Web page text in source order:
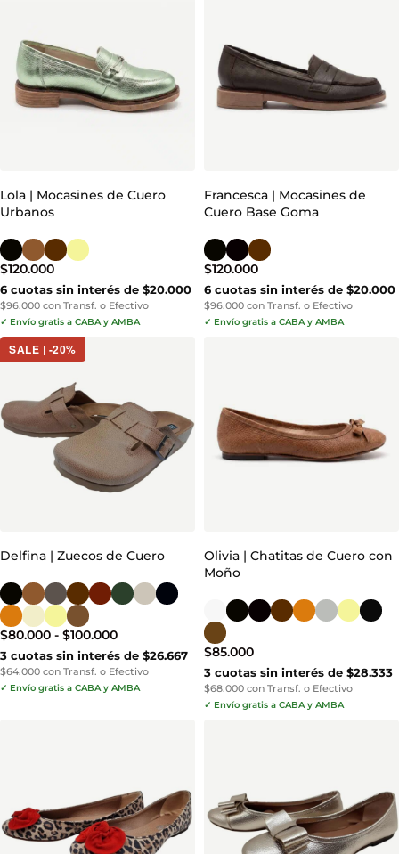
Lola | Mocasines de Cuero
Urbanos
$120.000
6 cuotas sin interés de $20.000
$96.000 con Transf. o Efectivo
✓ Envío gratis a CABA y AMBA
Francesca | Mocasines de
Cuero Base Goma
$120.000
6 cuotas sin interés de $20.000
$96.000 con Transf. o Efectivo
✓ Envío gratis a CABA y AMBA
SALE | -20%
Delfina | Zuecos de Cuero
$80.000 - $100.000
3 cuotas sin interés de $26.667
$64.000 con Transf. o Efectivo
✓ Envío gratis a CABA y AMBA
Olivia | Chatitas de Cuero con
Moño
$85.000
3 cuotas sin interés de $28.333
$68.000 con Transf. o Efectivo
✓ Envío gratis a CABA y AMBA